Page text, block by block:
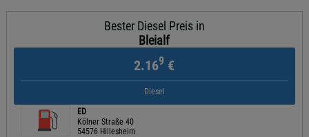
Bester Diesel Preis in
Bleialf
2.169 €
Diesel
ED
Kölner Straße 40
54576 Hillesheim